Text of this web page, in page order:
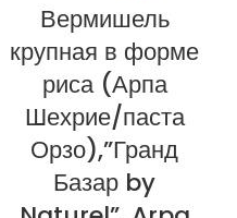
Вермишель
крупная в форме
риса (Арпа
Шехрие/паста
Орзо),”Гранд
Базар by